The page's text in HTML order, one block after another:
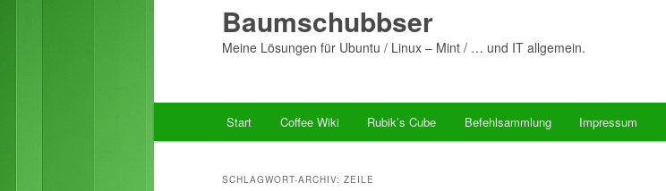
Baumschubbser
Meine Lösungen für Ubuntu / Linux – Mint / … und IT allgemein.
Zum
Zum
Start Coffee Wiki Rubik’s Cube Befehlsammlung Impressum
SCHLAGWORT-ARCHIV: ZEILE